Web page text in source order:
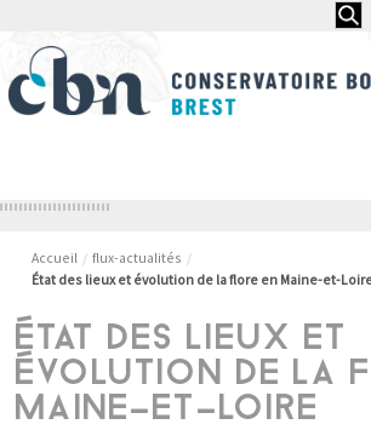
LE CONSERVATOIRE
NOS ACTIONS PHARES
JARDIN DU CONSERVATOIRE
Accueil / flux-actualités /
État des lieux et évolution de la flore en Maine-et-
ÉTAT DES LIEUX ET
ÉVOLUTION DE LA
MAINE-ET-LOIRE